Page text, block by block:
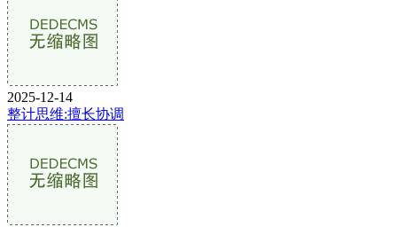
2025-12-14
整计思维:擅长协调